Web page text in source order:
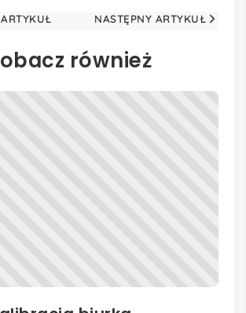
NASTĘPNY ARTYKUŁ
również